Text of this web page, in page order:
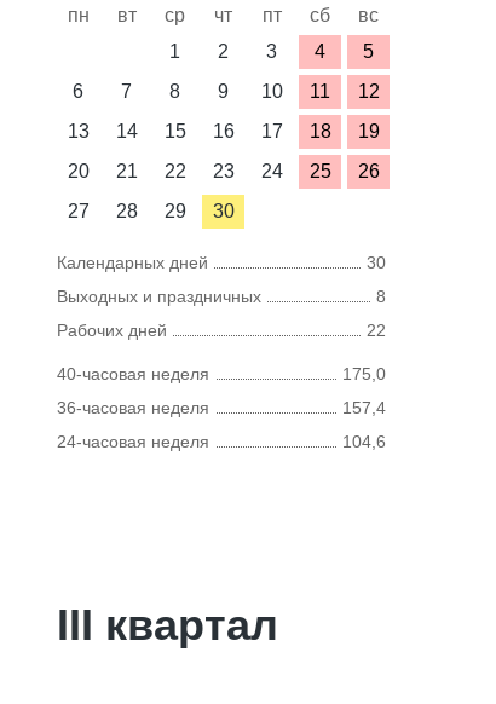
пн вт ср чт пт сб
вс
1
2 3 4
5
6
7 8 9 10 11
12
13
14 15 16 17 18
19
20
21 22 23 24 25
26
27
28 29 30
Календарных дней
30
Выходных и праздничных
8
Рабочих дней
22
40-часовая неделя
175,0
36-часовая неделя
157,4
24-часовая неделя
104,6
III квартал